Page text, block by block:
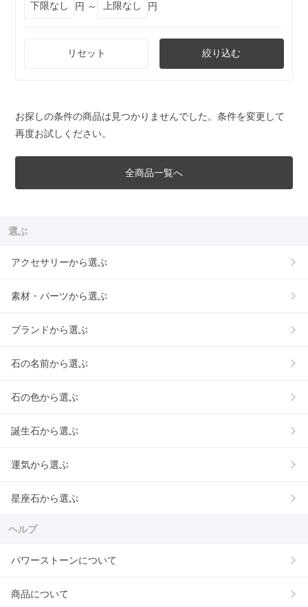
円 ～
円
リセット 絞り込む
お探しの条件の商品は見つかりませんでした。条件を変更して
再度お試しください。
全商品一覧へ
選ぶ
アクセサリーから選ぶ
素材・パーツから選ぶ
ブランドから選ぶ
石の名前から選ぶ
石の色から選ぶ
誕生石から選ぶ
運気から選ぶ
星座石から選ぶ
ヘルプ
パワーストーンについて
商品について